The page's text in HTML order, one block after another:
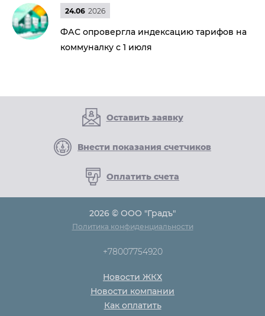
24.06 2026
ФАС опровергла индексацию тарифов на
коммуналку с 1 июля
Оставить заявку
Внести показания счетчиков
Оплатить счета
2026 © ООО "Градъ"
Политика конфиденциальности
+78007754920
Новости ЖКХ
Новости компании
Как оплатить